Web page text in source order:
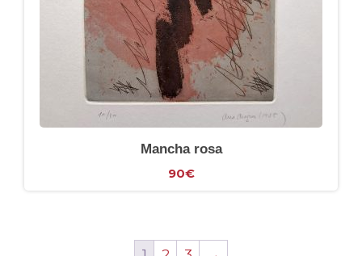
Mancha rosa
90€